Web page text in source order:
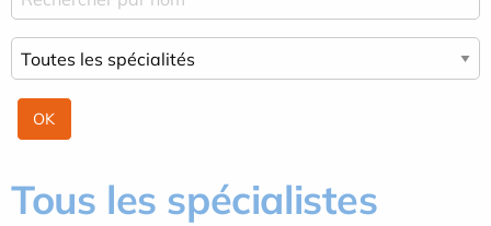
Tous les spécialistes